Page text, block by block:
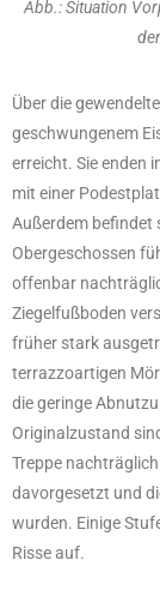
Abb.: Situation
Über die
geschwungenem
erreicht. Sie enden
mit einer
Außerdem befindet
Obergeschossen
offenbar
Ziegelfußboden
früher stark
terrazzoartigen
die geringe
Originalzustand
Treppe
davorgesetzt und
wurden. Einige
Risse auf.